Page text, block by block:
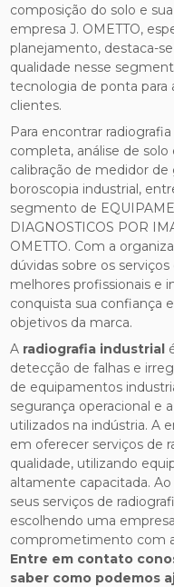
composição do solo e
empresa J. OMETTO,
planejamento, destaca-
qualidade nesse
tecnologia de ponta para
clientes.
Para encontrar
completa, análise de solo
calibração de medidor de
boroscopia industrial,
segmento de
DIAGNOSTICOS POR
OMETTO. Com a
dúvidas sobre os
melhores profissionais e
conquista sua confiança
objetivos da marca.
A radiografia industrial
detecção de falhas e
de equipamentos
segurança operacional e
utilizados na indústria. A
em oferecer serviços de
qualidade, utilizando
altamente capacitada. Ao
seus serviços de
escolhendo uma
comprometimento com
Entre em contato
saber como podemos